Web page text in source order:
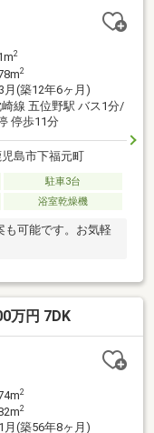
2
2
月(築12年6ヶ月)
崎線 五位野駅 バス1分/
停歩11分
島市下福元町
駐車3台
浴室乾燥機
も可能です。お気軽
万円 7DK
2
2
月(築56年8ヶ月)